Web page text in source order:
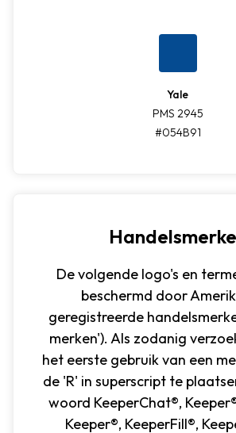
Yale
PMS 2945
#054B91
De volgende logo's en
beschermd door
geregistreerde
merken'). Als zodanig
het eerste gebruik van een
de 'R' in superscript te
woord KeeperChat®,
Keeper®, KeeperFill®,